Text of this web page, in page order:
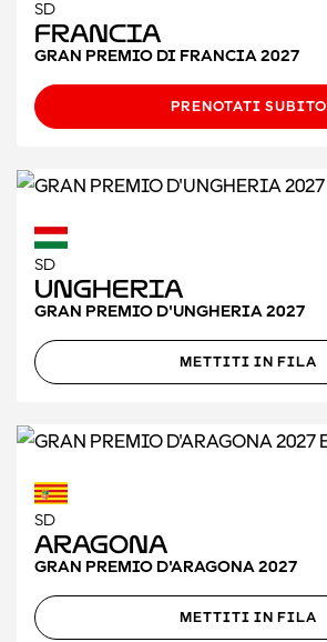
SD
Francia
GRAN PREMIO DI FRANCIA 2027
PRENOTATI SUBITO
SD
Ungheria
GRAN PREMIO D'UNGHERIA 2027
METTITI IN FILA
SD
Aragona
GRAN PREMIO D'ARAGONA 2027
METTITI IN FILA